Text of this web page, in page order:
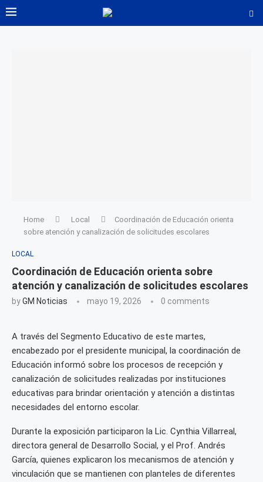
Home Local
Coordinación de Educación orienta
sobre atención y canalización de solicitudes escolares
LOCAL
Coordinación de Educación orienta sobre
atención y canalización de solicitudes escolares
byGM Noticias mayo 19, 2026 0 comments
A través del Segmento Educativo de este martes,
encabezado por el presidente municipal, la coordinación de
Educación informó sobre los procesos de recepción y
canalización de solicitudes realizadas por instituciones
educativas para brindar orientación y atención a distintas
necesidades del entorno escolar.
Durante la exposición participaron la Lic. Cynthia Villarreal,
directora general de Desarrollo Social, y el Prof. Andrés
García, quienes explicaron los mecanismos de atención y
vinculación que se mantienen con planteles de diferentes